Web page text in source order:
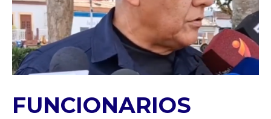
FUNCIONARIOS